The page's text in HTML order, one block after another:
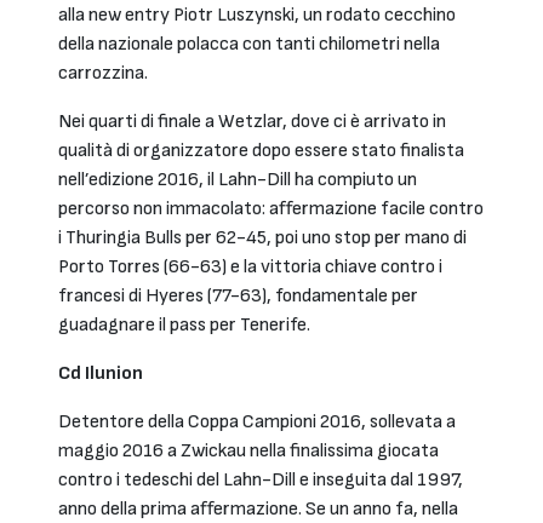
alla new entry Piotr Luszynski, un rodato cecchino
della nazionale polacca con tanti chilometri nella
carrozzina.
Nei quarti di finale a Wetzlar, dove ci è arrivato in
qualità di organizzatore dopo essere stato finalista
nell’edizione 2016, il Lahn-Dill ha compiuto un
percorso non immacolato: affermazione facile contro
i Thuringia Bulls per 62-45, poi uno stop per mano di
Porto Torres (66-63) e la vittoria chiave contro i
francesi di Hyeres (77-63), fondamentale per
guadagnare il pass per Tenerife.
Cd Ilunion
Detentore della Coppa Campioni 2016, sollevata a
maggio 2016 a Zwickau nella finalissima giocata
contro i tedeschi del Lahn-Dill e inseguita dal 1997,
anno della prima affermazione. Se un anno fa, nella